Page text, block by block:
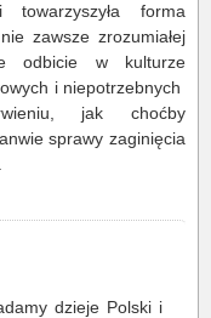
towarzyszyła forma
zawsze zrozumiałej
odbicie w kulturze
i niepotrzebnych
jak choćby
sprawy zaginięcia
dzieje Polski i